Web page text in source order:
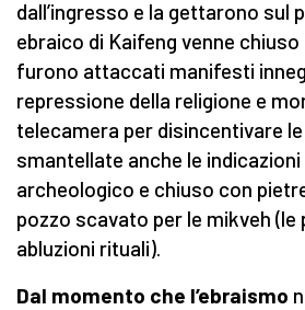
dall’ingresso e la gettarono sul
ebraico di Kaifeng venne
furono attaccati manifesti
repressione della religione e
telecamera per disincentivare
smantellate anche le
archeologico e chiuso con
pozzo scavato per le mikveh (le
abluzioni rituali).
Dal momento che l’ebraismo